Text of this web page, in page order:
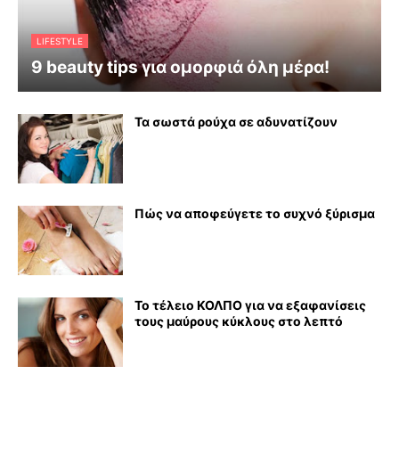
LIFESTYLE
9 beauty tips για ομορφιά όλη μέρα!
Τα σωστά ρούχα σε αδυνατίζουν
Πώς να αποφεύγετε το συχνό ξύρισμα
Το τέλειο ΚΟΛΠΟ για να εξαφανίσεις
τους μαύρους κύκλους στο λεπτό